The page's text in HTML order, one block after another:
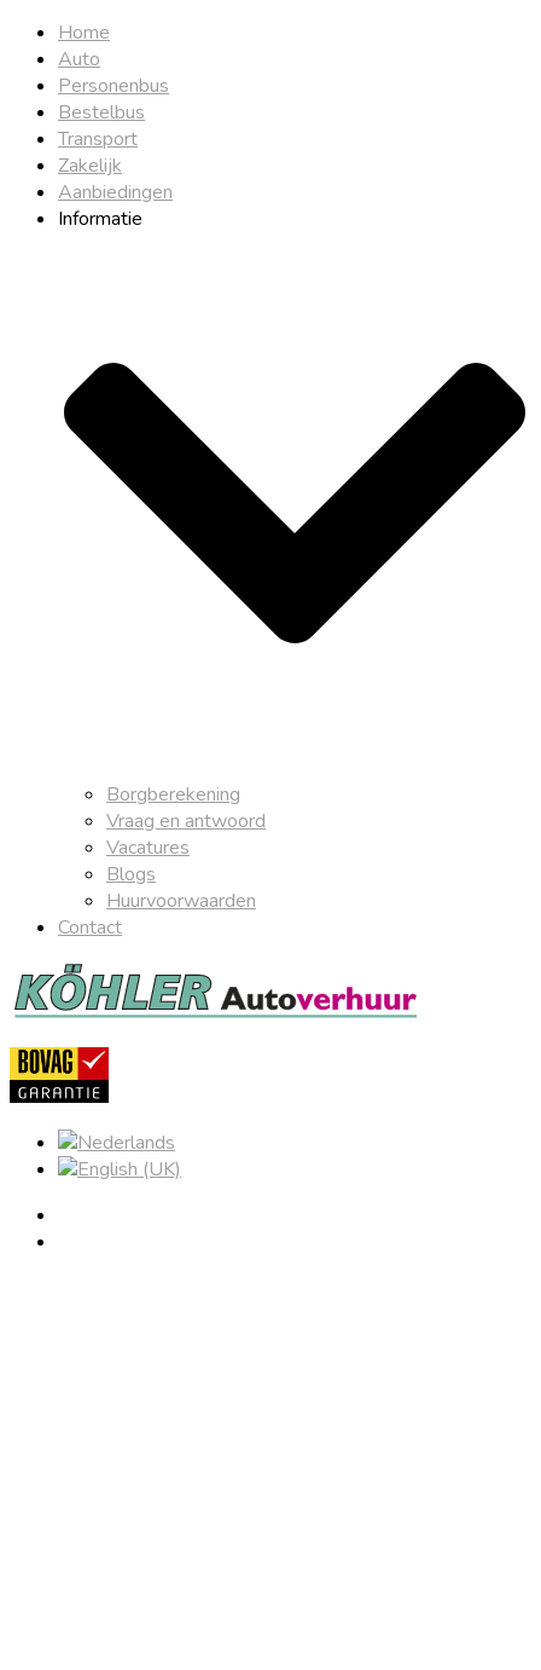
Home
Auto
Personenbus
Bestelbus
Transport
Zakelijk
Aanbiedingen
Informatie
Borgberekening
Vraag en antwoord
Vacatures
Blogs
Huurvoorwaarden
Contact